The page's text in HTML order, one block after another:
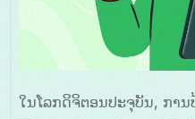
ໃນໂລກດິຈິຕອນປະຈຸບັນ, ກາ